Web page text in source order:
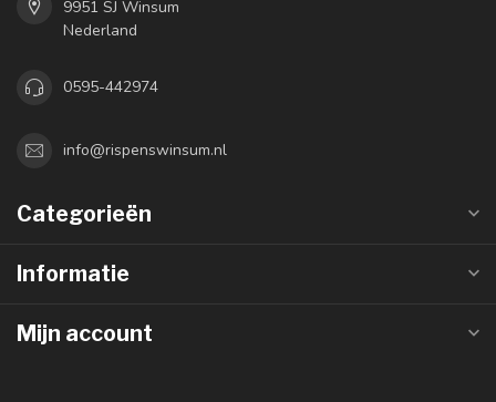
9951 SJ Winsum
Nederland
0595-442974
info@rispenswinsum.nl
Categorieën
Informatie
Mijn account